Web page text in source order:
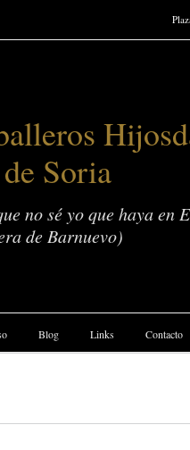
Soria
no sé yo que haya en
de Barnuevo)
Blog Links Contacto